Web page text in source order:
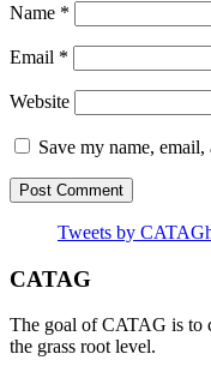
Name *
Email *
Website
Save my name,
Tweets by
CATAG
The goal of CATAG is to
the grass root level.